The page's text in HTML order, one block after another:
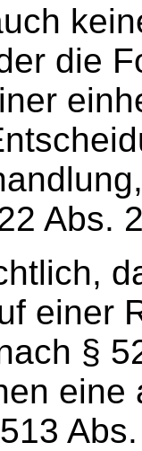
die
Abs.
einer
§